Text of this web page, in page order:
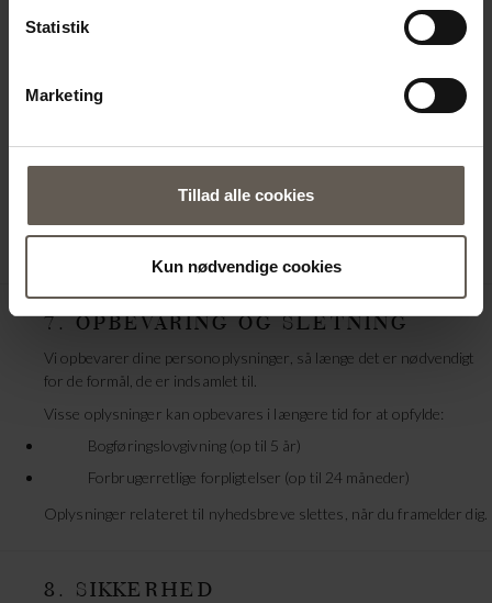
Statistik
Marketing
Tillad alle cookies
Kun nødvendige cookies
Ret til begrænsning af behandling
Ret til indsigelse mod behandling
Ønsker du at gøre brug af dine rettigheder, kan du kontakte os
info@tinekhome.dk.
Tilbagetrækning af samtykke påvirker ikke lovligheden af
7. OPBEVARING OG SLETNING
Vi opbevarer dine personoplysninger, så længe det er nødvendigt
for de formål, de er indsamlet til.
Visse oplysninger kan opbevares i længere tid for at opfylde:
Bogføringslovgivning (op til 5 år)
Forbrugerretlige forpligtelser (op til 24 måneder)
Oplysninger relateret til nyhedsbreve slettes, når du framelder dig.
8. SIKKERHED